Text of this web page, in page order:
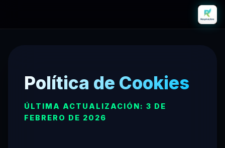
Política de Cookies
ÚLTIMA ACTUALIZACIÓN: 3 DE
FEBRERO DE 2026